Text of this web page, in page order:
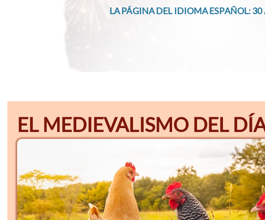
LA PÁGINA DEL IDIOMA ESPAÑOL: 30
EL MEDIEVALISMO DEL